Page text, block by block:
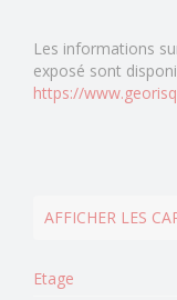
Les informations
exposé sont
https://
AFFICHER LES
Etage